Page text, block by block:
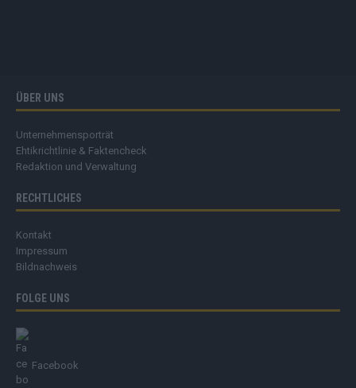
ÜBER UNS
Unternehmensporträt
Ehtikrichtlinie & Faktencheck
Redaktion und Verwaltung
RECHTLICHES
Kontakt
Impressum
Bildnachweis
FOLGE UNS
Facebook